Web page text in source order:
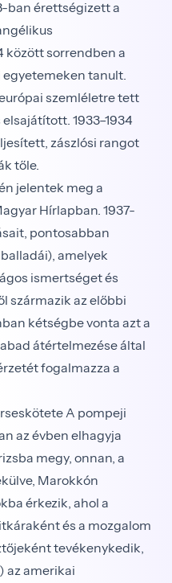
ban érettségizett a
között sorrendben a
egyetemeken tanult.
szemléletre tett
1933–1934
zászlósi rangot
tőle.
jelentek meg a
Hírlapban. 1937-
pontosabban
amelyek
ismertséget és
származik az előbbi
kétségbe vonta azt a
átértelmezése által
fogalmazza a
A pompeji
az évben elhagyja
megy, onnan, a
Marokkón
érkezik, ahol a
és a mozgalom
tevékenykedik,
az amerikai